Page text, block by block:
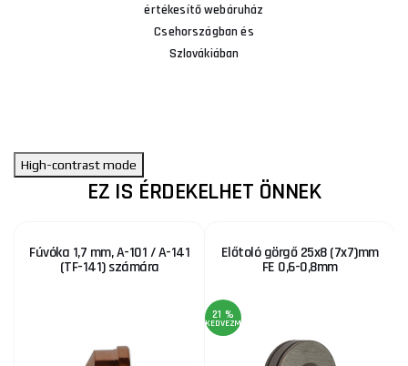
értékesítő webáruház
Csehországban és
Szlovákiában
High-contrast mode
EZ IS ÉRDEKELHET ÖNNEK
Fúvóka 1,7 mm, A-101 / A-141
(TF-141) számára
Előtoló görgő 25x8 (7x7)mm
FE 0,6-0,8mm
21 %
KEDVEZMÉNY